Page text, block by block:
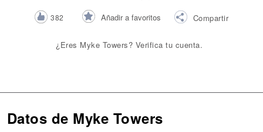
382 Añadir a favoritos Compartir
¿Eres Myke Towers? Verifica tu cuenta.
Datos de Myke Towers